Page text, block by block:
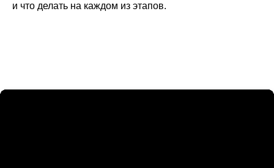
и что делать на каждом из этапов.